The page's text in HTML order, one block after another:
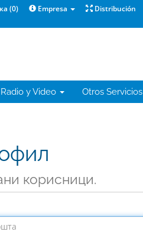
(0) Empresa Distribución
Radio y Video Otros Servicios
корисници.